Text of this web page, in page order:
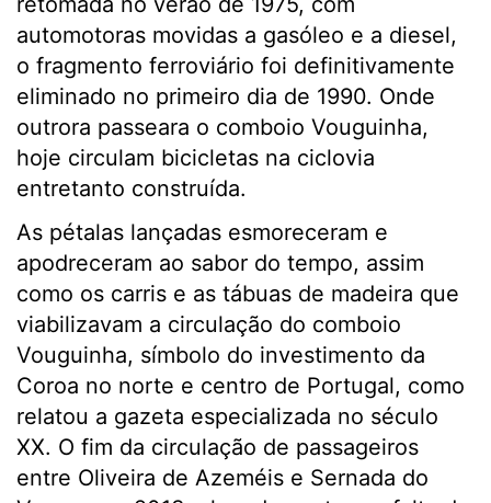
automotoras movidas a gasóleo e a diesel,
o fragmento ferroviário foi definitivamente
eliminado no primeiro dia de 1990. Onde
outrora passeara o comboio Vouguinha,
hoje circulam bicicletas na ciclovia
entretanto construída.
As pétalas lançadas esmoreceram e
apodreceram ao sabor do tempo, assim
como os carris e as tábuas de madeira que
viabilizavam a circulação do comboio
Vouguinha, símbolo do investimento da
Coroa no norte e centro de Portugal, como
relatou a gazeta especializada no século
XX. O fim da circulação de passageiros
entre Oliveira de Azeméis e Sernada do